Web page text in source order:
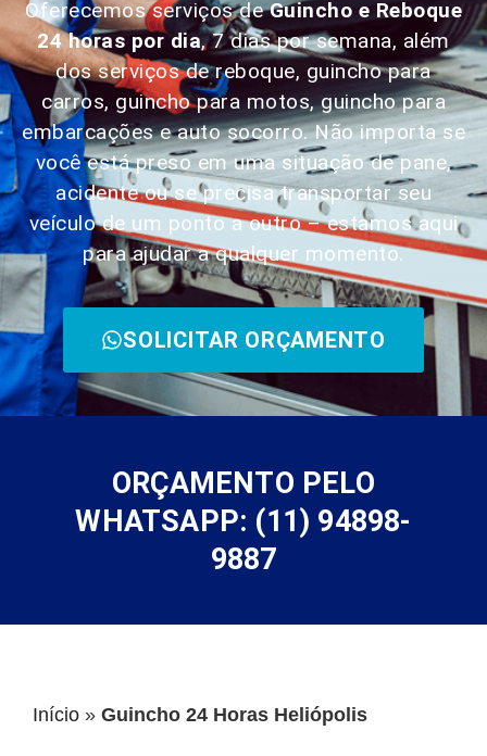
Oferecemos serviços deGuincho e Reboque
24 horas por dia, 7 dias por semana, além
dos serviços de reboque, guincho para
carros, guincho para motos, guincho para
embarcações e auto socorro. Não importa se
você está preso em uma situação de pane,
acidente ou se precisa transportar seu
veículo de um ponto a outro – estamos aqui
para ajudar a qualquer momento.
SOLICITAR ORÇAMENTO
ORÇAMENTO PELO
WHATSAPP: (11) 94898-
9887
Início » Guincho 24 Horas Heliópolis